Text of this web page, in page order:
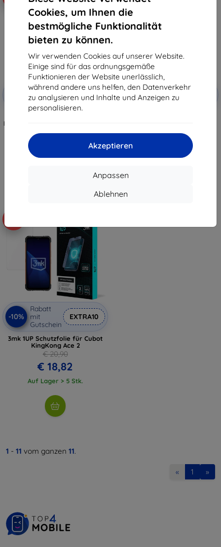
Cookies, um Ihnen die
bestmögliche Funktionalität
bieten zu können.
Wir verwenden Cookies auf unserer Website.
Einige sind für das ordnungsgemäße
Funktionieren der Website unerlässlich,
während andere uns helfen, den Datenverkehr
zu analysieren und Inhalte und Anzeigen zu
personalisieren.
Akzeptieren
Anpassen
Ablehnen
Rabatt
mit
Gutschein
EXTRA10
Hartglas für Cubot KingKong Ace
-10%
Rabatt
mit
Gutschein
€ 10,90
Auf Lager > 5 Stk.
-10%
Rabatt
mit
Gutschein
EXTRA10
3mk 1UP Schutzfolie für Cubot
KingKong Ace 2
€ 20,90
€ 18,82
Auf Lager > 5 Stk.
1 - 11 vom ganzen 11.
« 1 »